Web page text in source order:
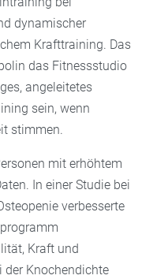
dynamischer
Krafttraining. Das
das Fitnessstudio
angeleitetes
sein, wenn
stimmen.
mit erhöhtem
In einer Studie bei
verbesserte
Kraft und
der Knochendichte